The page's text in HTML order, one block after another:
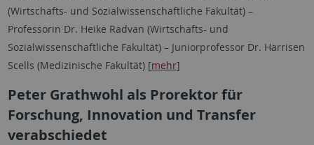
(Wirtschafts- und Sozialwissenschaftliche Fakultät) –
Professorin Dr. Heike Radvan (Wirtschafts- und
Sozialwissenschaftliche Fakultät) – Juniorprofessor Dr. Harrisen
Scells (Medizinische Fakultät) [mehr]
Peter Grathwohl als Prorektor für
Forschung, Innovation und Transfer
verabschiedet